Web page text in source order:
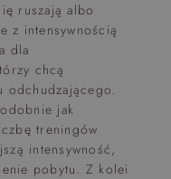
ruszają albo
z intensywnością
dla
chcą
odchudzającego.
jak
treningów
intensywność,
pobytu. Z kolei